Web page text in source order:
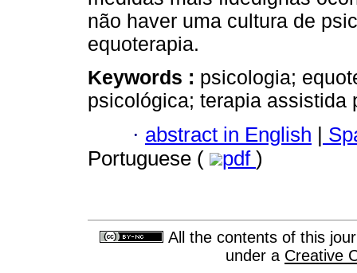
não haver uma cultura de
equoterapia.
Keywords : psicologia;
psicológica; terapia assistida
· abstract in English |
Portuguese (
pdf )
All the contents of this
under a Creative